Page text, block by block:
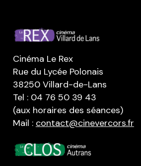
Cinéma Le Rex
Rue du Lycée Polonais
38250 Villard-de-Lans
Tel : 04 76 50 39 43
(aux horaires des séances)
Mail : contact@cinevercors.fr